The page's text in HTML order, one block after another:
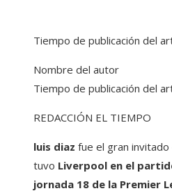
Tiempo de publicación del
Nombre del autor
Tiempo de publicación del
REDACCIÓN EL TIEMPO
luis diaz fue el gran
tuvo Liverpool en el
jornada 18 de la Premier